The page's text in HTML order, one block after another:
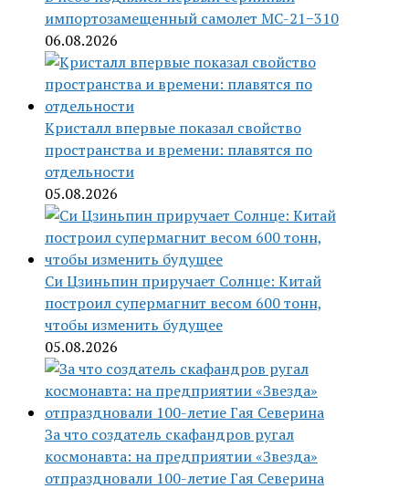
импортозамещенный самолет МС-21−310
06.08.2026
Кристалл впервые показал свойство
пространства и времени: плавятся по
отдельности
05.08.2026
Си Цзиньпин приручает Солнце: Китай
построил супермагнит весом 600 тонн,
чтобы изменить будущее
05.08.2026
За что создатель скафандров ругал
космонавта: на предприятии «Звезда»
отпраздновали 100-летие Гая Северина